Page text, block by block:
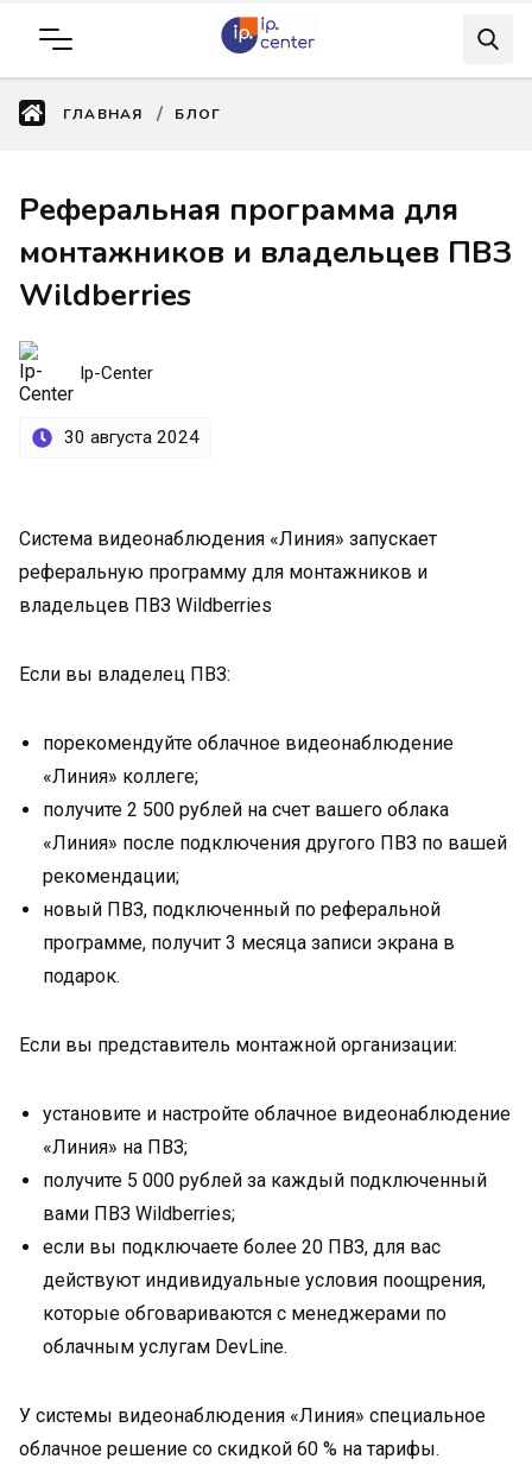
ГЛАВНАЯ БЛОГ
Реферальная программа для
монтажников и владельцев ПВЗ
Wildberries
Ip-Center
30 августа 2024
Система видеонаблюдения «Линия» запускает
реферальную программу для монтажников и
владельцев ПВЗ Wildberries
Если вы владелец ПВЗ:
порекомендуйте облачное видеонаблюдение
«Линия» коллеге;
получите 2 500 рублей на счет вашего облака
«Линия» после подключения другого ПВЗ по вашей
рекомендации;
новый ПВЗ, подключенный по реферальной
программе, получит 3 месяца записи экрана в
подарок.
Если вы представитель монтажной организации:
установите и настройте облачное видеонаблюдение
«Линия» на ПВЗ;
получите 5 000 рублей за каждый подключенный
вами ПВЗ Wildberries;
если вы подключаете более 20 ПВЗ, для вас
действуют индивидуальные условия поощрения,
которые обговариваются с менеджерами по
облачным услугам DevLine.
У системы видеонаблюдения «Линия» специальное
облачное решение со скидкой 60 % на тарифы.